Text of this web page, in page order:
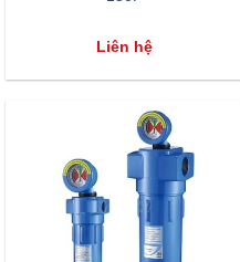
Liên hệ